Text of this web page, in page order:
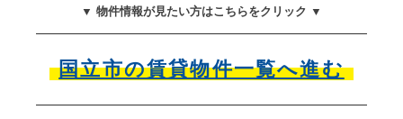
▼ 物件情報が見たい方はこちらをクリック ▼
国立市の賃貸物件一覧へ進む